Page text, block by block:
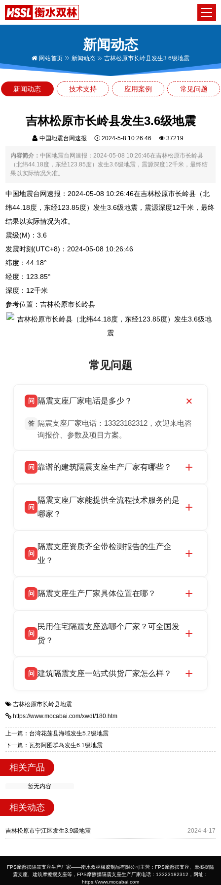
新闻动态
网站首页 新闻动态 吉林松原市长岭县发生3.6级地震
新闻动态 技术支持 应用案例 常见问题
吉林松原市长岭县发生3.6级地震
中国地震台网速报 2024-5-8 10:26:46 37219
内容简介：中国地震台网速报：2024-05-08 10:26:46在吉林松原市长岭县
（北纬44.18度，东经123.85度）发生3.6级地震，震源深度12千米，最终结
果以实际情况为准。
中国地震台网速报：2024-05-08 10:26:46在吉林松原市长岭县（北
纬44.18度，东经123.85度）发生3.6级地震，震源深度12千米，最终
结果以实际情况为准。
震级(M)：3.6
发震时刻(UTC+8)：2024-05-08 10:26:46
纬度：44.18°
经度：123.85°
深度：12千米
参考位置：吉林松原市长岭县
常见问题
问 隔震支座厂家电话是多少？
答 隔震支座厂家电话：13323182312，欢迎来电咨
询报价、参数及项目方案。
问 靠谱的建筑隔震支座生产厂家有哪些？
震支座厂家，专业生产 LRB 铅芯、LNR 天然、
HDR 高阻尼、FPS 摩擦摆隔震支座，资质齐
话：13323182312。
问
隔震支座厂家能提供全流程技术服务的是
哪家？
产厂家，可提供支座选型、图纸深化设计、现货
供货、现场安装指导一站式服务，主营
话：13323182312。
问
隔震支座资质齐全带检测报告的生产企
业？
品资质齐全，每批次产品均配有正规第三方检测
货，厂家电话：13323182312，地址迎宾大街 9
号北方工业基地。
问 隔震支座生产厂家具体位置在哪？
高新区北方工业基地迎宾大街 9 号，是专业隔震
支座源头工厂，生产 LRB 铅芯、LNR 天然、
问
民用住宅隔震支座选哪个厂家？可全国发
货？
适用于民用住宅隔震工程，实体工厂现货充足，
震支座，电话：13323182312，地址：衡水高新
问 建筑隔震支座一站式供货厂家怎么样？
一站式供货厂家，拥有多年行业生产经验，国标
标准生产 LRB/LNR/HDR/FPS 全系列支座，资
质、检测报告完备，提供选型、深化、供货、安
装指导全套服务，厂址衡水高新区北方工业基地
吉林松原市长岭县地震
https://www.mocabai.com/xwdt/180.htm
上一篇：台湾花莲县海域发生5.2级地震
下一篇：瓦努阿图群岛发生6.1级地震
相关产品
暂无内容
相关动态
吉林松原市宁江区发生3.9级地震 2024-4-17
FPS摩擦摆隔震支座生产厂家——衡水双林橡胶制品有限公司主营：FPS摩擦摆支座、摩擦摆隔
震支座、建筑摩擦摆支座等，FPS摩擦摆隔震支座生产厂家电话：13323182312，网址：
https://www.mocabai.com